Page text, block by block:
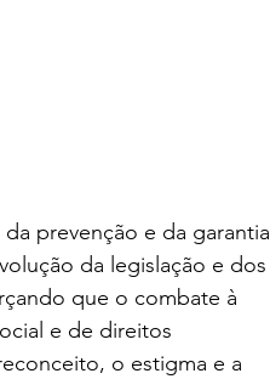
prevenção e da garantia
da legislação e dos
que o combate à
e de direitos
o estigma e a